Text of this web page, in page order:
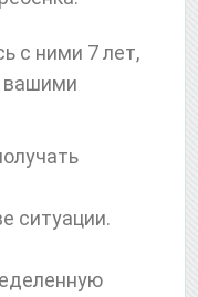
с ними 7 лет,
вашими
ситуации.